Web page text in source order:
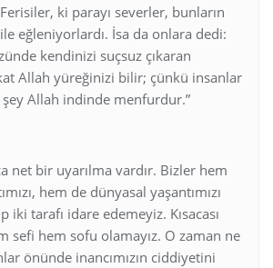
ki parayı severler, bunların
eğleniyorlardı. İsa da onlara dedi:
kendinizi suçsuz çıkaran
Allah yüreğinizi bilir; çünkü insanlar
şey Allah indinde menfurdur.”
net bir uyarılma vardır. Bizler hem
hem de dünyasal yaşantımızı
iki tarafı idare edemeyiz. Kısacası
sefi hem sofu olamayız. O zaman ne
önünde inancımızın ciddiyetini